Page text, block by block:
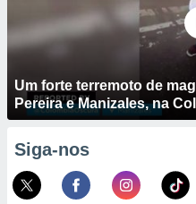
Um forte terremoto de
Pereira e Manizales, na
Siga-nos